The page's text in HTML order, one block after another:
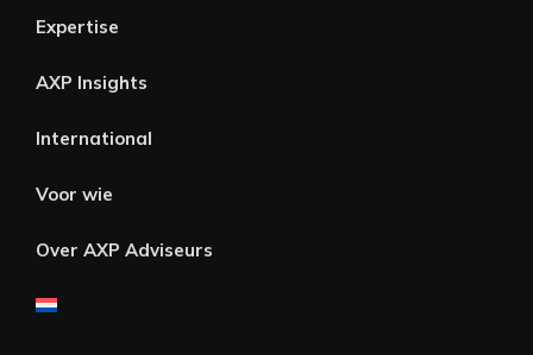
Expertise
AXP Insights
International
Voor wie
Over AXP Adviseurs